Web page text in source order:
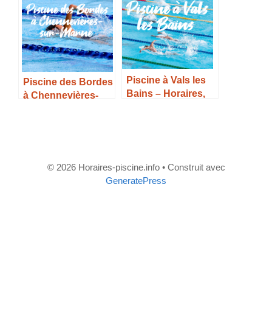
Piscine des Bordes
à Chennevières-
Piscine à Vals les
Bains – Horaires,
© 2026 Horaires-piscine.info• Construit avec
GeneratePress